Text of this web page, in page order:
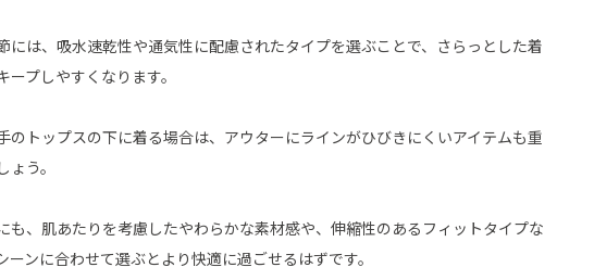
には、吸水速乾性や通気性に配慮されたタイプを選ぶことで、さらっとした着
ープしやすくなります。
のトップスの下に着る場合は、アウターにラインがひびきにくいアイテムも重
う。
も、肌あたりを考慮したやわらかな素材感や、伸縮性のあるフィットタイプな
ーンに合わせて選ぶとより快適に過ごせるはずです。